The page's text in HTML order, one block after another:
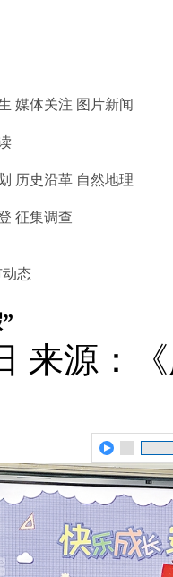
媒体关注 图片新闻
历史沿革 自然地理
征集调查
态
来源：